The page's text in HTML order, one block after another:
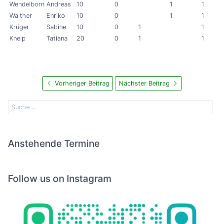
Wendelborn Andreas 10 0 1
1
Walther
Enriko 10 0 1
1
Krüger
Sabine 10 0 1
1
Kneip
Tatiana 20 0 1 1
Vorheriger Beitrag Nächster Beitrag
Anstehende Termine
Follow us on Instagram